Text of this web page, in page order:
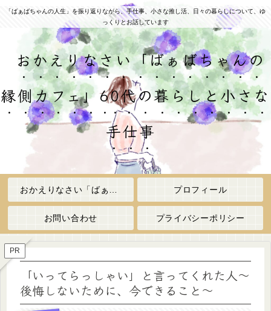
「ばぁばちゃんの人生」を振り返りながら、手仕事、小さな推し活、日々の暮らしについて、ゆ
っくりとお話しています
おかえりなさい「ばぁばちゃんの
縁側カフェ」60代の暮らしと小さな
手仕事
プロフィール
お問い合わせ プライバシーポリシー
PR
「いってらっしゃい」と言ってくれた人〜
後悔しないために、今できること〜